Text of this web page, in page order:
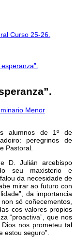
Curso 25-26.
Menor
alumnos de 1º de
peregrinos de
Pastoral.
D. Julián arcebispo
seu maxisterio e
da necesidade de
mirar ao futuro con
da importancia
só coñecementos,
cos valores propios
“proactiva”, que nos
nos prometeu tal
estou seguro”.